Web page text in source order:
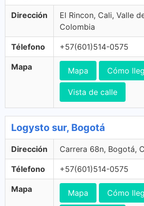
Dirección
El Rincon, Cali, Valle
Colombia
Télefono +57(601)514-0575
Mapa Mapa Cómo
Vista de calle
Logysto sur, Bogotá
Dirección Carrera 68n, Bogotá,
Télefono +57(601)514-0575
Mapa Mapa Cómo